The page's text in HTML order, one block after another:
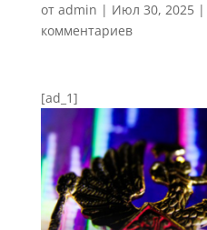
от admin | Июл 30, 2025|
комментариев
[ad_1]